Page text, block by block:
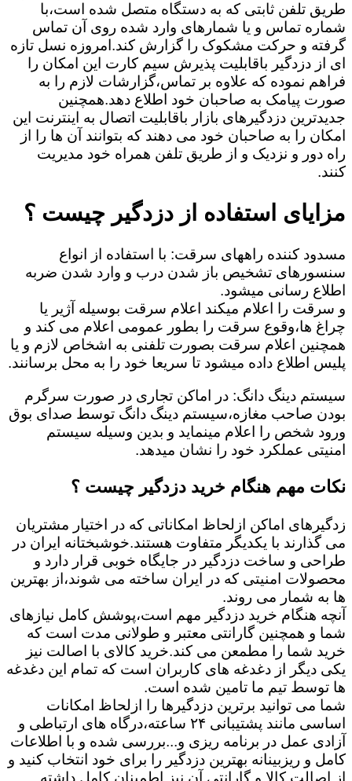
طریق تلفن ثابتی که به دستگاه متصل شده است،با
شماره تماس و یا شمارهای وارد شده روی آن تماس
گرفته و حرکت مشکوک را گزارش کند.امروزه نسل تازه
ای از دزدگیر باقابلیت پذیرش سیم کارت این امکان را
فراهم نموده که علاوه بر تماس،گزارشات لازم را به
صورت پیامک به صاحبان خود اطلاع دهد.همچنین
جدیدترین دزدگیرهای بازار باقابلیت اتصال به اینترنت این
امکان را به صاحبان خود می دهند که بتوانند آن ها را از
راه دور و نزدیک و از طریق تلفن همراه خود مدیریت
کنند.
مزایای استفاده از دزدگیر چیست ؟
مسدود کننده راههای سرقت: با استفاده از انواع
سنسورهای تشخیص باز شدن درب و وارد شدن ضربه
اطلاع رسانی میشود.
و سرقت را اعلام میکند اعلام سرقت بوسیله آژیر یا
چراغ ها،وقوع سرقت را بطور عمومی اعلام می کند و
همچنین اعلام سرقت بصورت تلفنی به اشخاص لازم و یا
پلیس اطلاع داده میشود تا سریعا خود را به محل برسانند.
سیستم دینگ دانگ: در اماکن تجاری در صورت سرگرم
بودن صاحب مغازه،سیستم دینگ دانگ توسط صدای بوق
ورود شخص را اعلام مینماید و بدین وسیله سیستم
امنیتی عملکرد خود را نشان میدهد.
نکات مهم هنگام خرید دزدگیر چیست ؟
زدگیرهای اماکن ازلحاظ امکاناتی که در اختیار مشتریان
می گذارند با یکدیگر متفاوت هستند.خوشبختانه ایران در
طراحی و ساخت دزدگیر در جایگاه خوبی قرار دارد و
محصولات امنیتی که در ایران ساخته می شوند،از بهترین
ها به شمار می روند.
آنچه هنگام خرید دزدگیر مهم است،پوشش کامل نیازهای
شما و همچنین گارانتی معتبر و طولانی مدت است که
خرید شما را مطمعن می کند.خرید کالای با اصالت نیز
یکی دیگر از دغدغه های کاربران است که تمام این دغدغه
ها توسط تیم ما تامین شده است.
شما می توانید برترین دزدگیرها را ازلحاظ امکانات
اساسی مانند پشتیبانی ۲۴ ساعته،درگاه های ارتباطی و
آزادی عمل در برنامه ریزی و...بررسی شده و با اطلاعات
کامل و ریزبینانه بهترین دزدگیر را برای خود انتخاب کنید و
از اصالت کالا و گارانتی آن نیز اطمینان کامل داشته